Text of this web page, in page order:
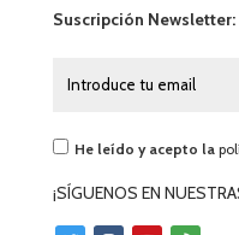
Suscripción
He leído y acepto la
¡SÍGUENOS EN